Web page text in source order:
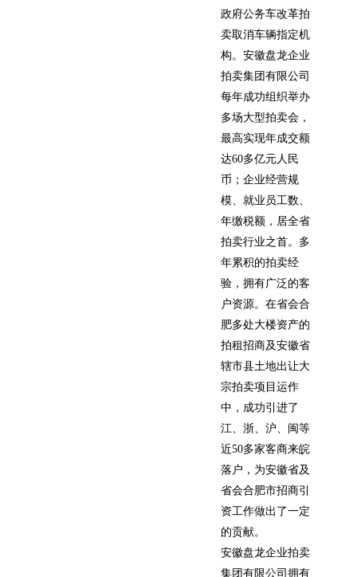
政府公务车改革拍
卖取消车辆指定机
构。安徽盘龙企业
拍卖集团有限公司
每年成功组织举办
多场大型拍卖会，
最高实现年成交额
达60多亿元人民
币；企业经营规
模、就业员工数、
年缴税额，居全省
拍卖行业之首。多
年累积的拍卖经
验，拥有广泛的客
户资源。在省会合
肥多处大楼资产的
拍租招商及安徽省
辖市县土地出让大
宗拍卖项目运作
中，成功引进了
江、浙、沪、闽等
近50多家客商来皖
落户，为安徽省及
省会合肥市招商引
资工作做出了一定
的贡献。
安徽盘龙企业拍卖
集团有限公司拥有